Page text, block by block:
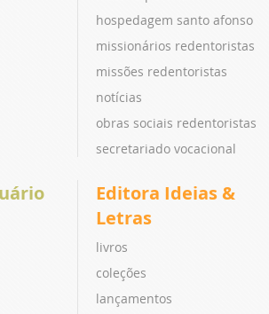
hospedagem santo afonso
missionários redentoristas
missões redentoristas
notícias
obras sociais redentoristas
secretariado vocacional
Editora Ideias &
Letras
livros
coleções
lançamentos